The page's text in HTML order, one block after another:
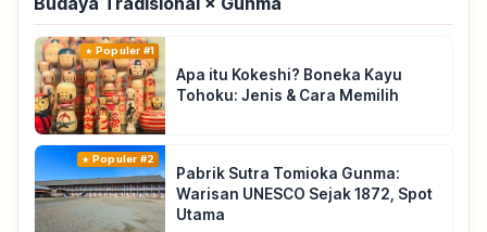
Populer #1
Apa itu Kokeshi? Boneka Kayu
Tohoku: Jenis & Cara Memilih
Populer #2
Pabrik Sutra Tomioka Gunma:
Warisan UNESCO Sejak 1872, Spot
Utama